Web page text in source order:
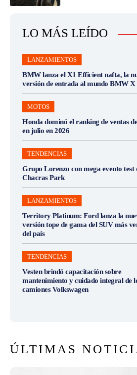
LO MÁS LEÍDO
LANZAMIENTOS
BMW lanza el X1 Efficient nafta, la
versión de entrada al mundo BMW X
MOTOS
Honda dominó el ranking de ventas
en julio en 2026
TENDENCIAS
Grupo Lorenzo con mega evento test
Chacras Park
LANZAMIENTOS
Territory Platinum: Ford lanza la
versión tope de gama del SUV más
del país
TENDENCIAS
Vesten brindó capacitación sobre
mantenimiento y cuidado integral de
camiones Volkswagen
ÚLTIMAS